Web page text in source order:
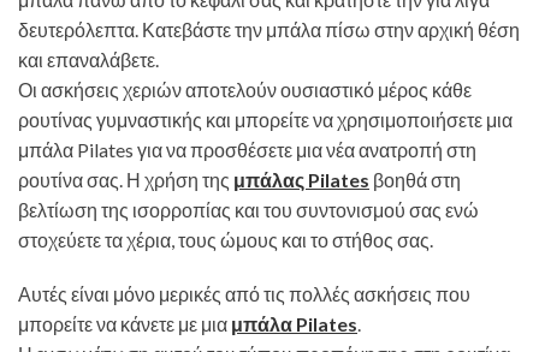
δευτερόλεπτα. Κατεβάστε την μπάλα πίσω στην αρχική θέση
και επαναλάβετε.
Οι ασκήσεις χεριών αποτελούν ουσιαστικό μέρος κάθε
ρουτίνας γυμναστικής και μπορείτε να χρησιμοποιήσετε μια
μπάλα Pilates για να προσθέσετε μια νέα ανατροπή στη
ρουτίνα σας. Η χρήση της μπάλας Pilates βοηθά στη
βελτίωση της ισορροπίας και του συντονισμού σας ενώ
στοχεύετε τα χέρια, τους ώμους και το στήθος σας.
Αυτές είναι μόνο μερικές από τις πολλές ασκήσεις που
μπορείτε να κάνετε με μια μπάλα Pilates.